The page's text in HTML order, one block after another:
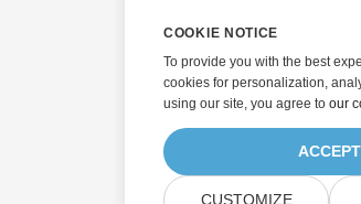
COOKIE NOTICE
To provide you with the best
cookies for personalization,
using our site, you agree to our
ACCEPT
CUSTOMIZE